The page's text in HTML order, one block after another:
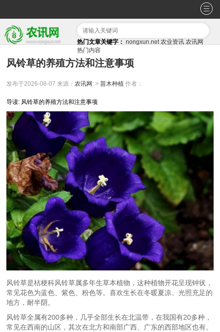
热门文章关键字： nongxun.net 农业资讯 农讯网
热门内容
风铃草的养殖方法和注意事项
发布于2026-08-07 来源：农讯网 : >苗木种植 作者：
导读: 风铃草的养殖方法和注意事项
风铃草是桔梗科风铃草属多年生草本植物，这种植物开花呈现钟状，
常见花色为蓝色、紫色、粉色等。喜欢生长在冬暖夏凉、光照充足的
地方，耐半阴。
风铃草全属有200多种，几乎全部生长在北温带，在我国有20多种，
常见在西南的山区，其次在北方和南部广西、广东的西部地区也有。